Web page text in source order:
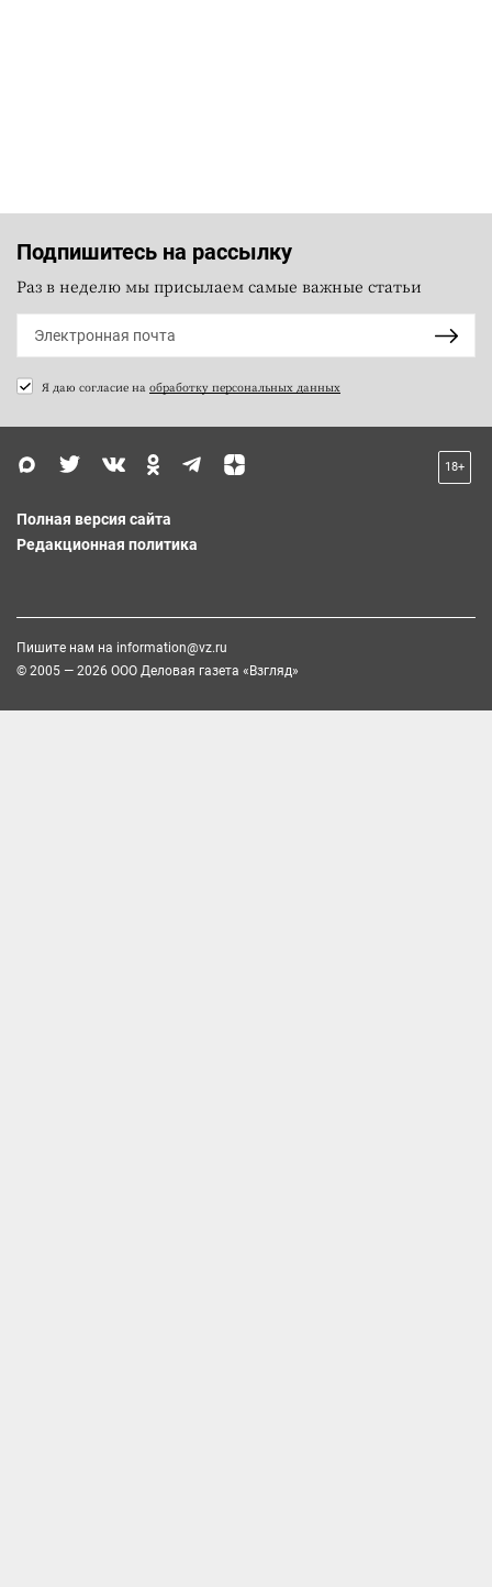
Подпишитесь на рассылку
Раз в неделю мы присылаем самые важные статьи
Я даю согласие на обработку персональных данных
18+
Полная версия сайта
Редакционная политика
Пишите нам на information@vz.ru
© 2005 — 2026 ООО Деловая газета «Взгляд»